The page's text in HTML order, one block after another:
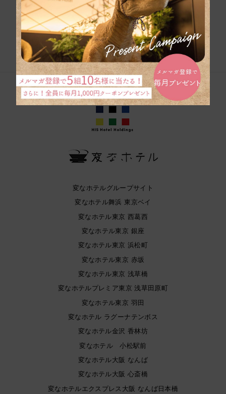
団体旅行のお問い合
わせ
変なホテルグループサイト
変なホテル舞浜 東京ベイ
変なホテル東京 西葛西
変なホテル東京 銀座
変なホテル東京 浜松町
変なホテル東京 赤坂
変なホテル東京 浅草橋
変なホテルプレミア東京 浅草田原町
変なホテル東京 羽田
変なホテル ラグーナテンボス
変なホテル金沢 香林坊
変なホテル 小松駅前
変なホテル大阪 なんば
変なホテル大阪 心斎橋
変なホテルエクスプレス大阪 なんば日本橋